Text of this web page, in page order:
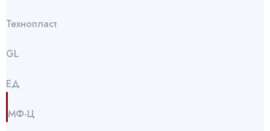
Технопласт
GL
ЕД
МФ-Ц